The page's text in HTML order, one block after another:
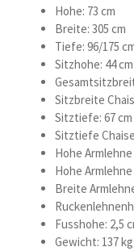
Hohe: 73 cm
Breite: 305 cm
Tiefe: 96/175
Sitzhohe: 44 cm
Sitzbreite
Sitztiefe: 67 cm
Sitztiefe
Hohe
Hohe
Breite
Fusshohe: 2,5
Gewicht: 137 kg